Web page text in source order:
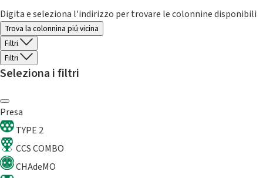
Digita e seleziona l'indirizzo per trovare le colonnine disponibili
Trova la colonnina piú vicina
Filtri
Filtri
Seleziona i filtri
Presa
TYPE 2
CCS COMBO
CHAdeMO